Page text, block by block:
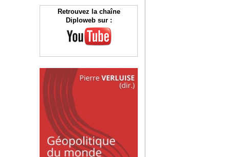
Retrouvez la chaîne
Diploweb sur :